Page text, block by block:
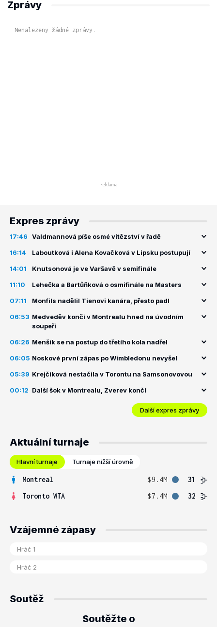
Zprávy
Nenalezeny žádné zprávy.
Expres zprávy
17:46 Valdmannová píše osmé vítězství v řadě
16:14 Laboutková i Alena Kovačková v Lipsku postupují
14:01 Knutsonová je ve Varšavě v semifinále
11:10 Lehečka a Bartůňková o osmifinále na Masters
07:11 Monfils nadělil Tienovi kanára, přesto padl
06:53 Medveděv končí v Montrealu hned na úvodním
soupeři
06:26 Menšík se na postup do třetího kola nadřel
06:05 Noskové první zápas po Wimbledonu nevyšel
05:39 Krejčíková nestačila v Torontu na Samsonovovou
00:12 Další šok v Montrealu, Zverev končí
Další expres zprávy
Aktuální turnaje
Hlavní turnaje Turnaje nižší úrovně
Montreal $9.4M
31
Toronto WTA
$7.4M 32
Vzájemné zápasy
Soutěž
Soutěžte o